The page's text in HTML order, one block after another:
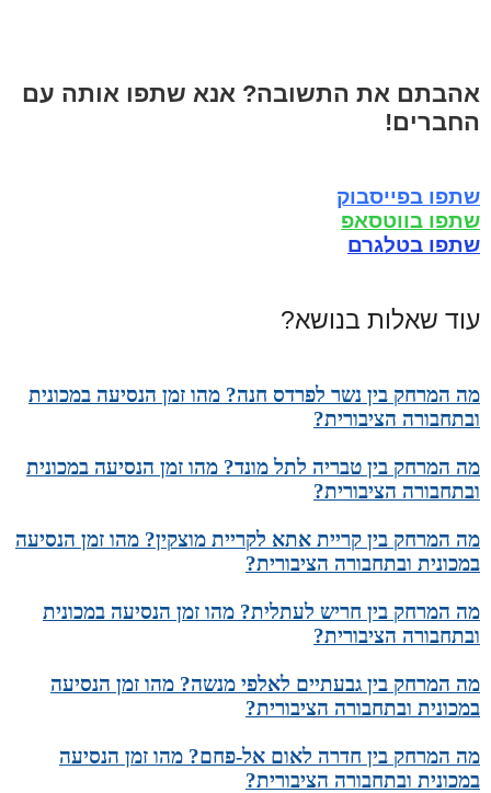
אהבתם את התשובה? אנא שתפו אותה עם
החברים!
שתפו בפייסבוק
שתפו בווטסאפ
שתפו בטלגרם
עוד שאלות בנושא?
מה המרחק בין נשר לפרדס חנה? מהו זמן הנסיעה במכונית
ובתחבורה הציבורית?
מה המרחק בין טבריה לתל מונד? מהו זמן הנסיעה במכונית
ובתחבורה הציבורית?
מה המרחק בין קריית אתא לקריית מוצקין? מהו זמן הנסיעה
במכונית ובתחבורה הציבורית?
מה המרחק בין חריש לעתלית? מהו זמן הנסיעה במכונית
ובתחבורה הציבורית?
מה המרחק בין גבעתיים לאלפי מנשה? מהו זמן הנסיעה
במכונית ובתחבורה הציבורית?
מה המרחק בין חדרה לאום אל-פחם? מהו זמן הנסיעה
במכונית ובתחבורה הציבורית?